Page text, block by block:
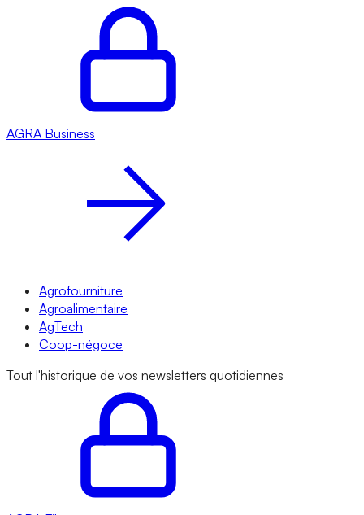
AGRA Business
Agrofourniture
Agroalimentaire
AgTech
Coop-négoce
Tout l'historique de vos newsletters quotidiennes